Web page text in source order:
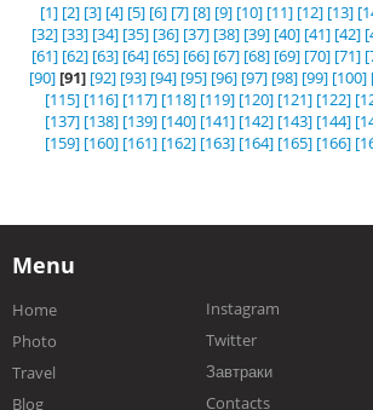
[1] [2] [3] [4] [5] [6] [7] [8] [9] [10] [11] [12] [13]
[32] [33] [34] [35] [36] [37] [38] [39] [40] [41] [42]
[61] [62] [63] [64] [65] [66] [67] [68] [69] [70] [71]
[90] [91] [92] [93] [94] [95] [96] [97] [98] [99] [100]
[115] [116] [117] [118] [119] [120] [121] [122]
[137] [138] [139] [140] [141] [142] [143] [144]
[159] [160] [161] [162] [163] [164] [165] [166]
Menu
Home
Photo
Travel
Blog
Instagram
Twitter
Завтраки
Contacts